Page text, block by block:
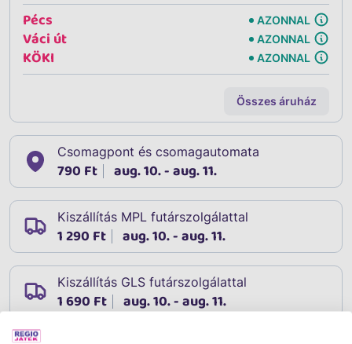
Pécs AZONNAL
Váci út AZONNAL
KÖKI AZONNAL
Összes áruház
Csomagpont és csomagautomata
790 Ft aug. 10. - aug. 11.
Kiszállítás MPL futárszolgálattal
1 290 Ft aug. 10. - aug. 11.
Kiszállítás GLS futárszolgálattal
1 690 Ft aug. 10. - aug. 11.